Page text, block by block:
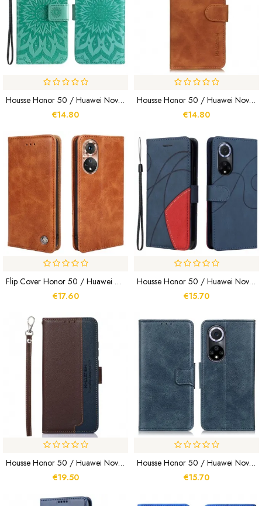
Housse Honor 50 / Huawei Nova 9 Fleur De Soleil
€14.80
Housse Honor 50 / Huawei Nova 9 Effet Cuir Vintage KHAZNEH
€14.80
Flip Cover Honor 50 / Huawei Nova 9 Style Cuir Rivet
€17.60
Housse Honor 50 / Huawei Nova 9 Simili Cuir Bicolore Signature
€15.70
Housse Honor 50 / Huawei Nova 9 Style Litchi RFID KHAZNEH
€19.50
Housse Honor 50 / Huawei Nova 9 Effet Cuir Fermoir Réversible
€15.70